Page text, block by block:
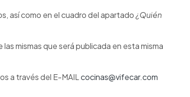
así como en el cuadro del apartado¿Quién
mismas que será publicada en esta misma
a través del E-MAILcocinas@vifecar.com